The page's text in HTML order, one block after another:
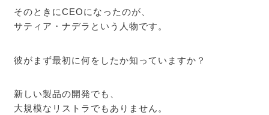
そのときにCEOになったのが、
サティア・ナデラという人物です。
彼がまず最初に何をしたか知っていますか？
新しい製品の開発でも、
大規模なリストラでもありません。